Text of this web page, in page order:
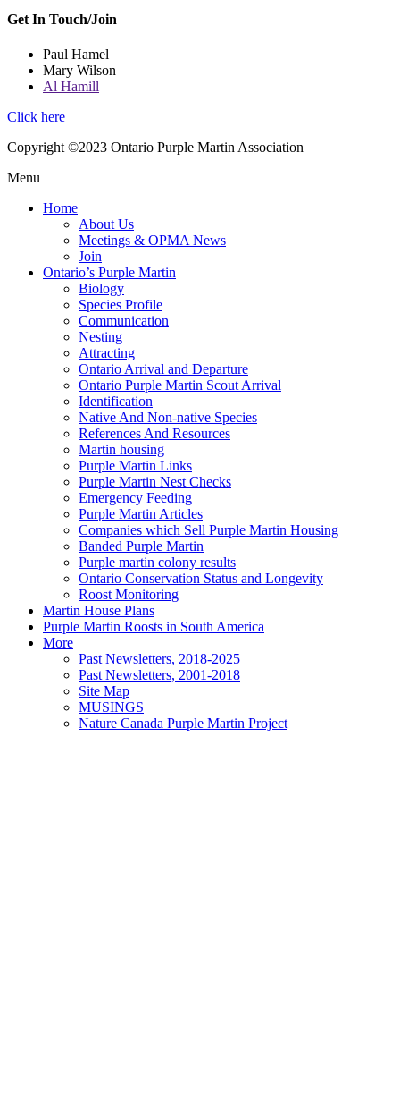
Get In Touch/Join
Paul Hamel
Mary Wilson
Al Hamill
Click here
Copyright ©2023 Ontario Purple Martin Association
Menu
Home
About Us
Meetings & OPMA News
Join
Ontario’s Purple Martin
Biology
Species Profile
Communication
Nesting
Attracting
Ontario Arrival and Departure
Ontario Purple Martin Scout Arrival
Identification
Native And Non-native Species
References And Resources
Martin housing
Purple Martin Links
Purple Martin Nest Checks
Emergency Feeding
Purple Martin Articles
Companies which Sell Purple Martin Housing
Banded Purple Martin
Purple martin colony results
Ontario Conservation Status and Longevity
Roost Monitoring
Martin House Plans
Purple Martin Roosts in South America
More
Past Newsletters, 2018-2025
Past Newsletters, 2001-2018
Site Map
MUSINGS
Nature Canada Purple Martin Project